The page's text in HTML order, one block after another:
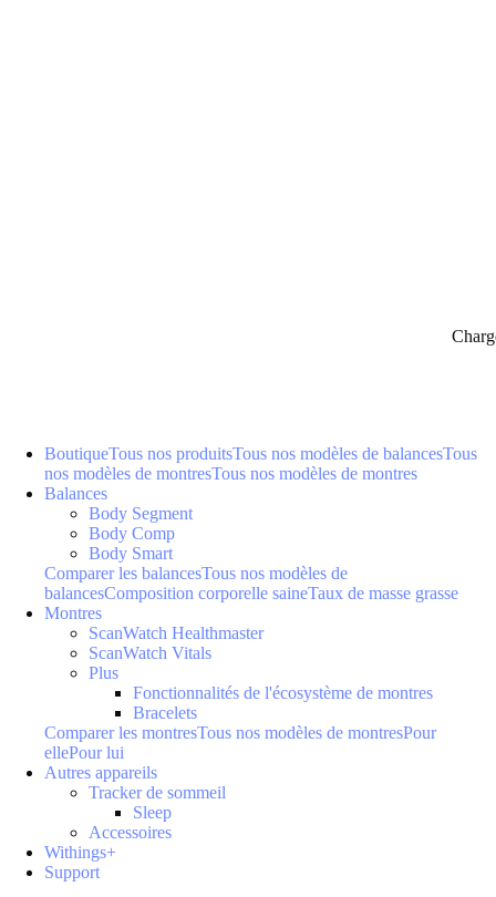
BoutiqueTous nos produitsTous nos modèles de balancesTous
nos modèles de montresTous nos modèles de montres
Balances
Body Segment
Body Comp
Body Smart
Comparer les balancesTous nos modèles de
balancesComposition corporelle saineTaux de masse grasse
Montres
ScanWatch Healthmaster
ScanWatch Vitals
Plus
Fonctionnalités de l'écosystème de montres
Bracelets
Comparer les montresTous nos modèles de montresPour
ellePour lui
Autres appareils
Tracker de sommeil
Sleep
Accessoires
Withings+
Support